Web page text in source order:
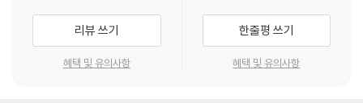
리뷰 쓰기
혜택 및 유의사항
한줄평 쓰기
혜택 및 유의사항